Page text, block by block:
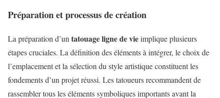
Préparation et processus de création
La préparation d’un tatouage ligne de vieimplique plusieurs
étapes cruciales. La définition des éléments à intégrer, le choix de
l’emplacement et la sélection du style artistique constituent les
fondements d’un projet réussi. Les tatoueurs recommandent de
rassembler tous les éléments symboliques importants avant la